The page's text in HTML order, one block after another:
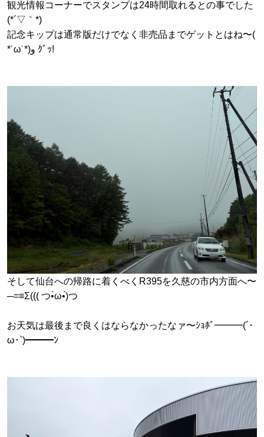
観光情報コーナーでスタンプは24時間取れるとの事でした
(*´▽｀*)
記念キップは通常版だけでなく非売品までゲットとはね〜(
*˙ω˙*)و ｸﾞｯ!
そして仙台への帰路に着くべくR395を久慈の市内方面へ〜
─=≡Σ((( つ•̀ω•́)つ
お天気は最後まで良くはならなかったなァ〜ｼｮﾎﾞ━━━(´･
ω･`)━━━ﾝ